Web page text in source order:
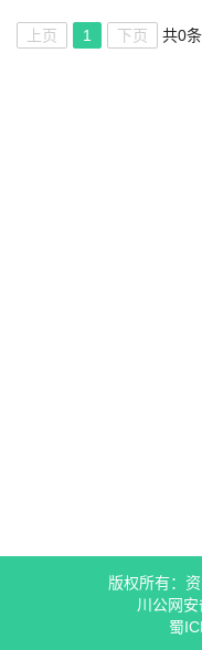
上页 1 下页 共0条
版权所有：
川公网
蜀